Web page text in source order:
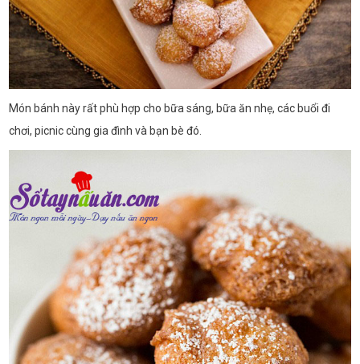
Món bánh này rất phù hợp cho bữa sáng, bữa ăn nhẹ, các buổi đi
chơi, picnic cùng gia đình và bạn bè đó.